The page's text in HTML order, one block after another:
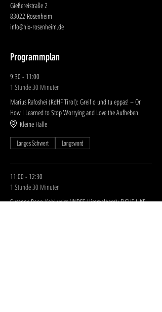
Gießereistraße 2
83022 Rosenheim
info@hix-rosenheim.de
Programmplan
9:30 - 11:00
1 Stunde 30 Minuten
Marius Rafoshei (KdHF Tirol): Greif o und tu eppas! – Or
How I Learned to Stop Worrying and Love the Aufheben
Kleine Halle
Langes Schwert Longsword
11:00 - 12:30
1 Stunde 30 Minuten
Susanne Popp-Kohlweiss (INDES Himmelberg): FIGHT LIKE